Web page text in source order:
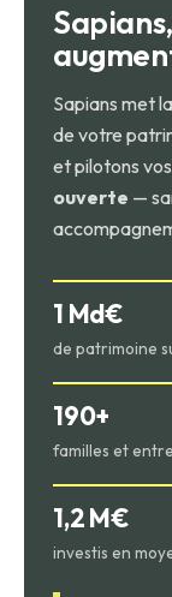
Sapians met la
de votre
et pilotons
ouverte —
1 Md€
de patrimoine
190+
familles et
1,2 M€
investis en